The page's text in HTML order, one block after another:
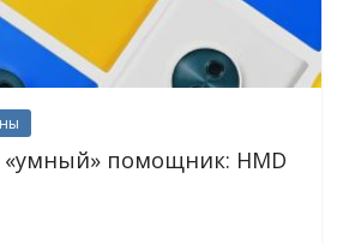
«умный» помощник: HMD